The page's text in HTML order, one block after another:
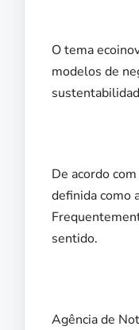
O tema
modelos de
De acordo
definida como
sentido.
Agência de